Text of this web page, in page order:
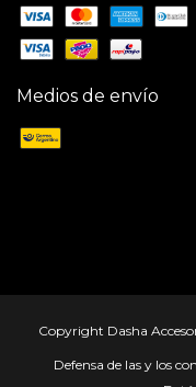
Medios de envío
Copyright Dasha
Defensa de las y los